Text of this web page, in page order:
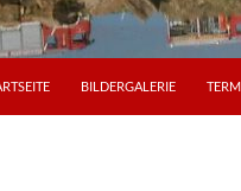
BILDERGALERIE